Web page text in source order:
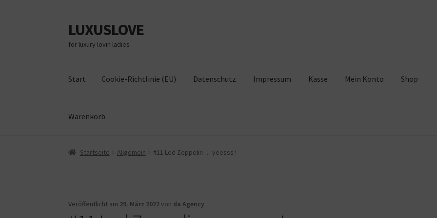
Zur
Navigation
springen
Zum
Inhalt
springen
LUXUSLOVE
for luxury lovin ladies
Start Cookie-Richtlinie (EU) Datenschutz Impressum Kasse Mein Konto Shop
Warenkorb
Start Cookie-Richtlinie (EU) Datenschutz Impressum
Startseite Allgemein #11 Led Zeppelin … yeesss !
Veröffentlicht am 29. März 2022von da Agency